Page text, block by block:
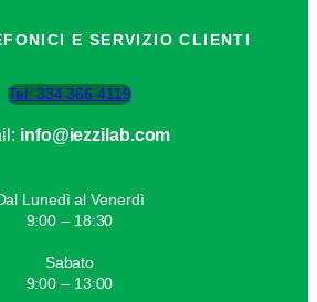
E SERVIZIO CLIENTI
Tel: 334 366 4119
info@iezzilab.com
Lunedì al Venerdì
9:00 – 18:30
Sabato
9:00 – 13:00